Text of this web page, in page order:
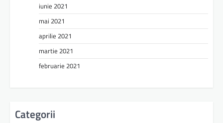
iunie 2021
mai 2021
aprilie 2021
martie 2021
februarie 2021
Categorii